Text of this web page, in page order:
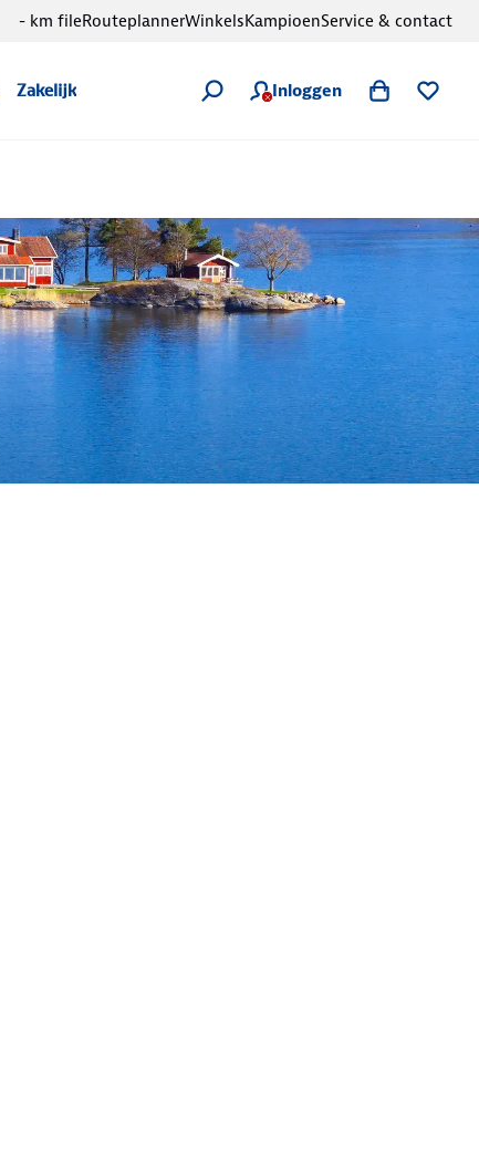
Zakelijk Inloggen
- km fileRouteplannerWinkelsKampioenService & contact